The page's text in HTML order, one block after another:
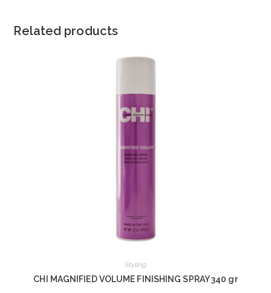
Related products
Styling
CHI MAGNIFIED VOLUME FINISHING SPRAY 340 gr